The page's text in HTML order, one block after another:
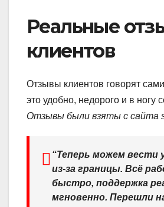
Реальные
клиентов
Отзывы клиентов говорят
это удобно, недорого и в ногу
Отзывы были взяты с сайта
“Теперь можем вести
из-за границы. Всё
быстро, поддержка
мгновенно. Перешли